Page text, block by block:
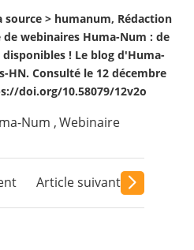
source > humanum, Rédaction
de webinaires Huma-Num : de
! Le blog d'Huma-
HN. Consulté le 12 décembre
doi.org/10.58079/12v2o
Num ,Webinaire
Article suivant